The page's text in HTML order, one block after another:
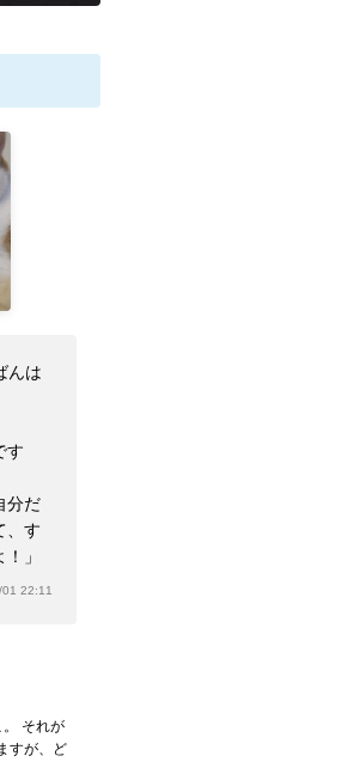
んは
す
分だ
、す
」
22:11
それが
すが、ど